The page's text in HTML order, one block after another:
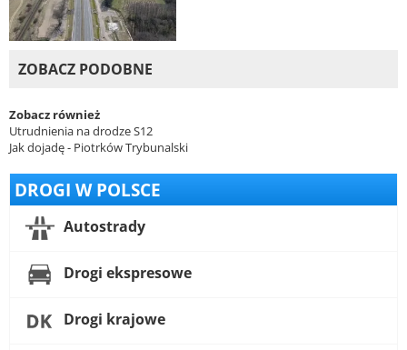
ZOBACZ PODOBNE
Zobacz również
Utrudnienia na drodze S12
Jak dojadę - Piotrków Trybunalski
DROGI W POLSCE
Autostrady
Drogi ekspresowe
Drogi krajowe